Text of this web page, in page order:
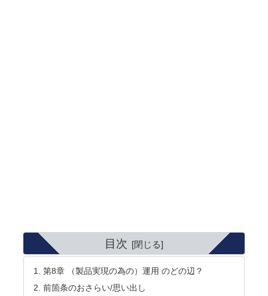
目次
第8章 （製品実現の為の）運用 のどの辺？
前箇条のおさらい/思い出し